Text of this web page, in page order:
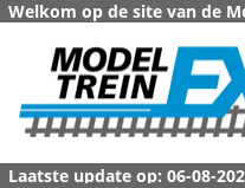
Welkom op de site van de